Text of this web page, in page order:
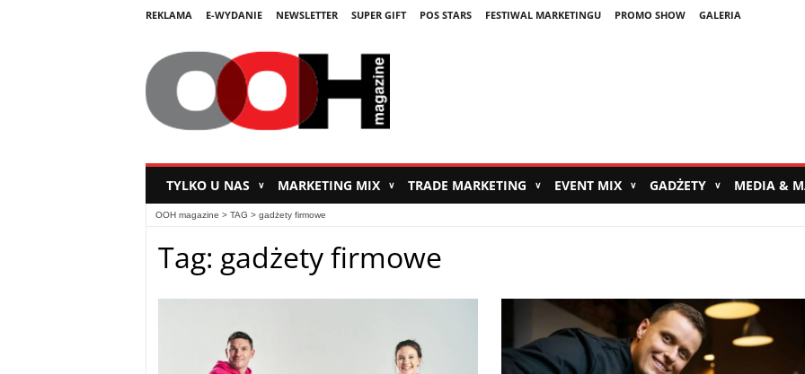
REKLAMA E-WYDANIE NEWSLETTER SUPER GIFT POS STARS FESTIWAL MARKETINGU PROMO SHOW GALERIA
TYLKO U NAS ∨ MARKETING MIX ∨ TRADE MARKETING ∨ EVENT MIX ∨ GADŻETY ∨ MEDIA &
OOH magazine > TAG > gadżety firmowe
Tag: gadżety firmowe